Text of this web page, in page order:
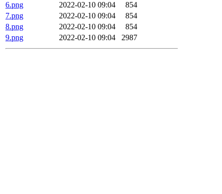
6.png
2022-02-10 09:04
854
7.png
2022-02-10 09:04
854
8.png
2022-02-10 09:04
854
9.png
2022-02-10 09:04 2987